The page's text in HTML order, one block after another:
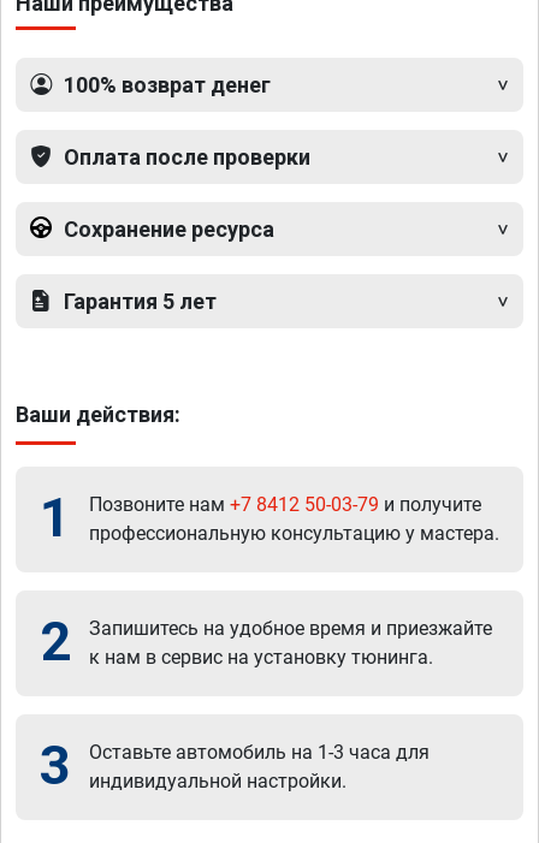
100% возврат денег
Оплата после проверки
Сохранение ресурса
Гарантия 5 лет
Ваши действия:
1 Позвоните нам +7 8412 50-03-79 и получите
профессиональную консультацию у мастера.
2
Запишитесь на удобное время и приезжайте
к нам в сервис на установку тюнинга.
3
Оставьте автомобиль на 1-3 часа для
индивидуальной настройки.